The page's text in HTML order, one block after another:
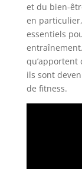
et du bien-
en
essentiels
ils sont
de fitness.